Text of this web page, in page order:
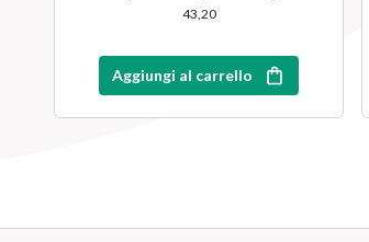
43,20
Aggiungi al carrello